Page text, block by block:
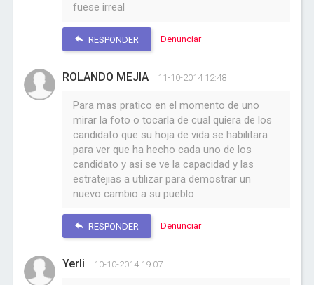
fuese irreal
RESPONDER Denunciar
ROLANDO MEJIA 11-10-2014 12:48
Para mas pratico en el momento de uno
mirar la foto o tocarla de cual quiera de los
candidato que su hoja de vida se habilitara
para ver que ha hecho cada uno de los
candidato y asi se ve la capacidad y las
estratejias a utilizar para demostrar un
nuevo cambio a su pueblo
RESPONDER Denunciar
Yerli 10-10-2014 19:07